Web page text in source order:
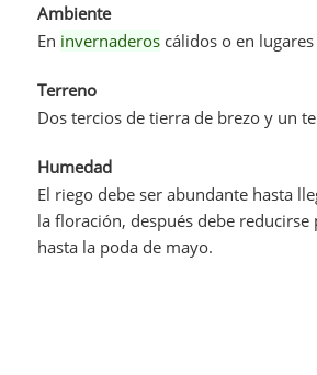
Ambiente
En invernaderos cálidos o en
Terreno
Dos tercios de tierra de brezo y un
Humedad
El riego debe ser abundante hasta
la floración, después debe
hasta la poda de mayo.